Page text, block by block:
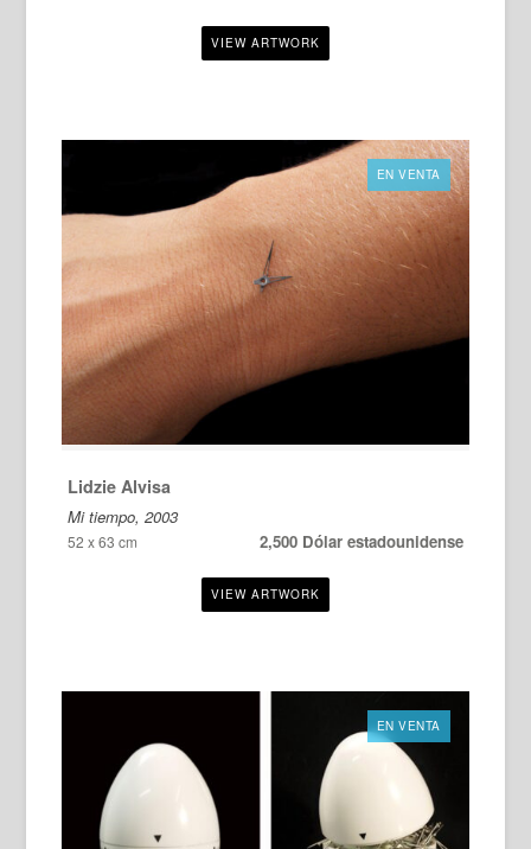
EN VENTA
Lidzie Alvisa
Mi tiempo, 2003
52 x 63 cm 2,500 Dólar estadounidense
EN VENTA